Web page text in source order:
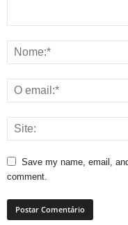
Save my name, email,
comment.